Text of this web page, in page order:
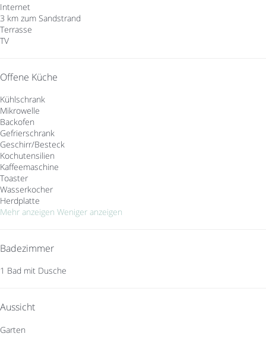
Internet
3 km zum Sandstrand
Terrasse
TV
Offene Küche
Kühlschrank
Mikrowelle
Backofen
Gefrierschrank
Geschirr/Besteck
Kochutensilien
Kaffeemaschine
Toaster
Wasserkocher
Herdplatte
Mehr anzeigen Weniger anzeigen
Badezimmer
1 Bad mit Dusche
Aussicht
Garten